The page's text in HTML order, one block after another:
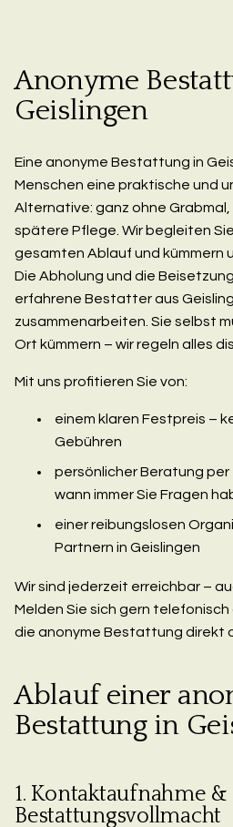
Anonyme
Geislingen
Eine anonyme Bestattung in
Menschen eine praktische und
Alternative: ganz ohne
spätere Pflege. Wir begleiten
gesamten Ablauf und kümmern
Die Abholung und die
erfahrene Bestatter aus
zusammenarbeiten. Sie selbst
Ort kümmern – wir regeln alles
Mit uns profitieren Sie von:
einem klaren Festpreis –
Gebühren
persönlicher Beratung per
wann immer Sie Fragen
einer reibungslosen
Partnern in Geislingen
Wir sind jederzeit erreichbar –
Melden Sie sich gern
die anonyme Bestattung direkt
Ablauf einer
Bestattung in
1. Kontaktaufnahme &
Bestattungsvollmacht